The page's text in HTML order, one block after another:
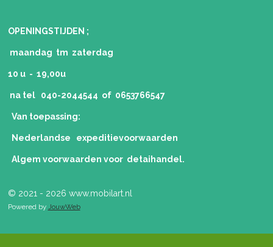
OPENINGSTIJDEN ;
maandag tm zaterdag
10 u - 19,00u
na tel 040-2044544 of 0653766547
Van toepassing:
Nederlandse expeditievoorwaarden
Algem voorwaarden voor detaihandel.
© 2021 - 2026 www.mobilart.nl
Powered by JouwWeb